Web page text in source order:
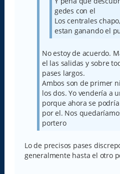
gedes con el
Los centrales
estan ganando el
No estoy de acuerdo.
el las salidas y sobre
pases largos.
Ambos son de primer
los dos. Yo vendería a
porque ahora se
por el. Nos
portero
Lo de precisos pases
generalmente hasta el otro